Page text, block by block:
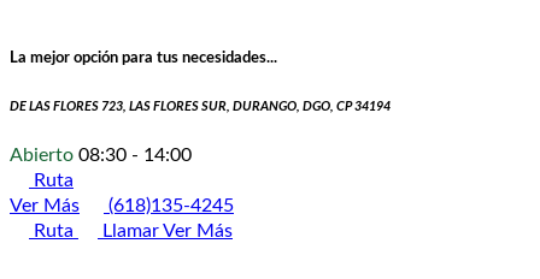
La mejor opción para tus necesidades...
DE LAS FLORES 723, LAS FLORES SUR, DURANGO, DGO, CP 34194
Abierto 08:30 - 14:00
Ruta
Ver Más
(618)135-4245
Ruta
LlamarVer Más